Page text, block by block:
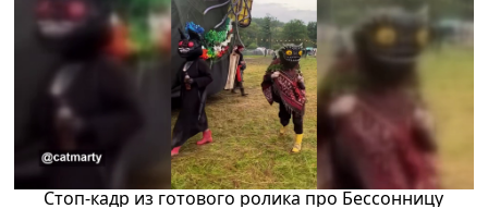
Стоп-кадр из готового ролика про Бессонницу